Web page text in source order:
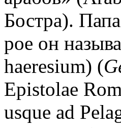
Бостра).
рое он
haeresium) (
Epistolae
usque ad